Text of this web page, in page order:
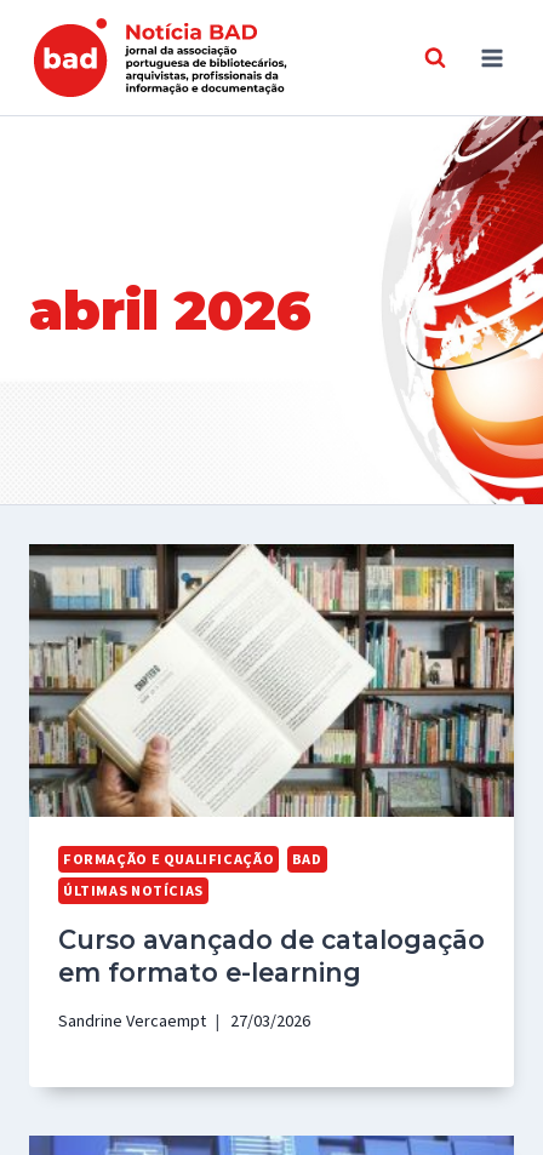
content
abril 2026
FORMAÇÃO E QUALIFICAÇÃO
BAD
ÚLTIMAS NOTÍCIAS
Curso avançado de catalogação
em formato e-learning
Sandrine Vercaempt 27/03/2026